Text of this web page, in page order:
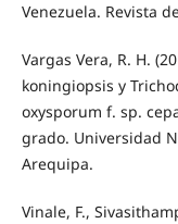
Venezuela. Revista
Vargas Vera, R. H.
koningiopsis y
oxysporum f. sp.
grado. Universidad
Arequipa.
Vinale, F.,